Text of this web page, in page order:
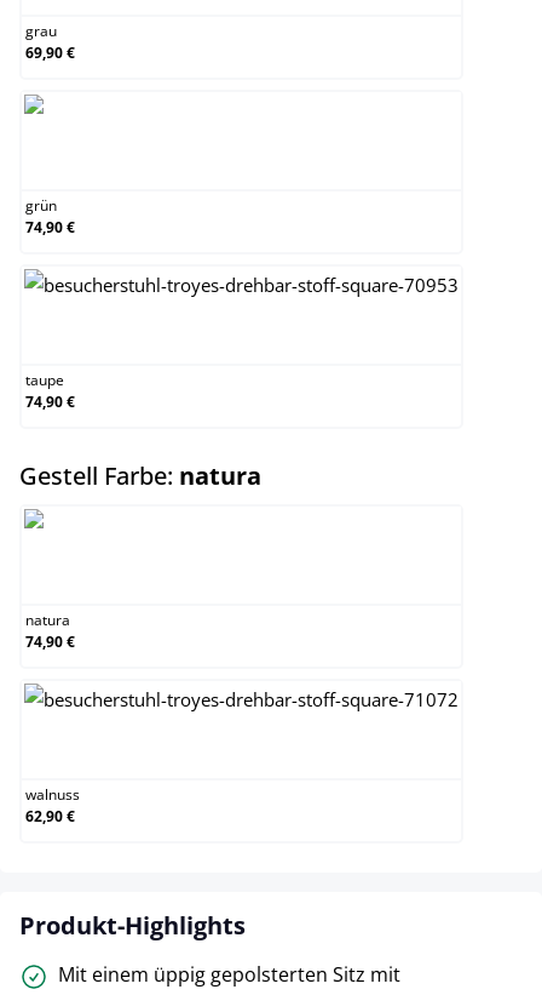
grau
69,90 €
grün
74,90 €
taupe
74,90 €
Gestell Farbe: natura
natura
74,90 €
walnuss
62,90 €
Produkt-Highlights
Mit einem üppig gepolsterten Sitz mit